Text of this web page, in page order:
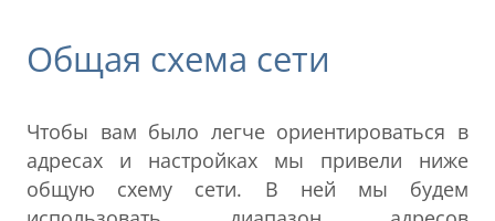
Общая схема сети
Чтобы вам было легче ориентироваться в
адресах и настройках мы привели ниже
общую схему сети. В ней мы будем